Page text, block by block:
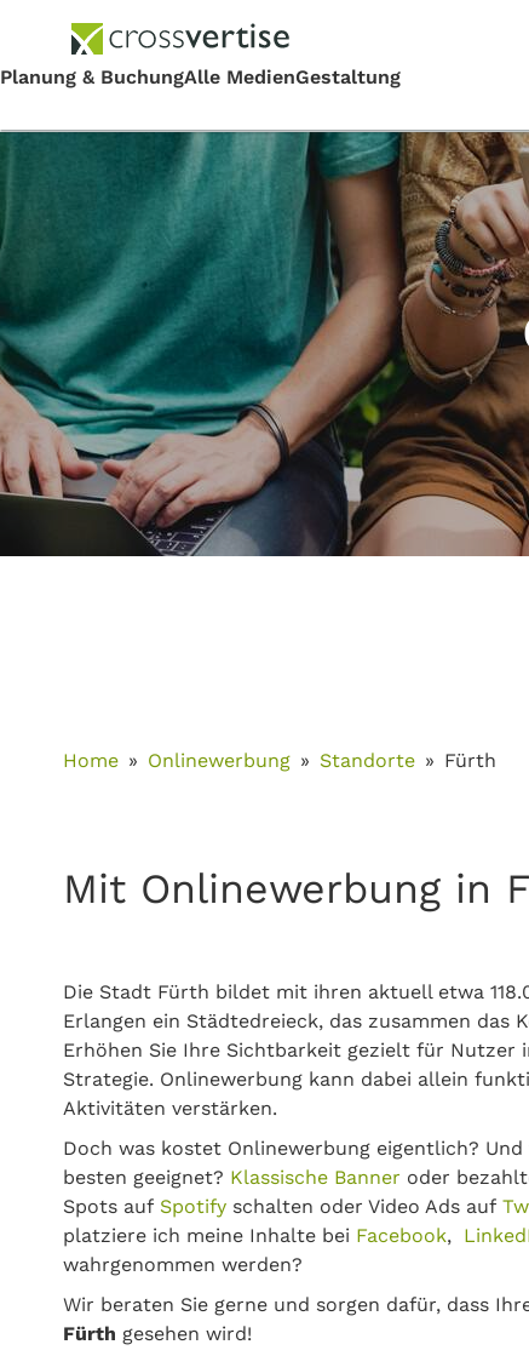
Home Onlinewerbung Standorte Fürth
Mit Onlinewerbung in
Die Stadt Fürth bildet mit ihren aktuell etwa
Erlangen ein Städtedreieck, das zusammen das
Erhöhen Sie Ihre Sichtbarkeit gezielt für Nutzer
Strategie. Onlinewerbung kann dabei allein
Aktivitäten verstärken.
Doch was kostet Onlinewerbung eigentlich?
besten geeignet? Klassische Banner oder
Spots auf Spotify schalten oder Video Ads auf
platziere ich meine Inhalte bei Facebook,
wahrgenommen werden?
Wir beraten Sie gerne und sorgen dafür, dass
Fürth gesehen wird!